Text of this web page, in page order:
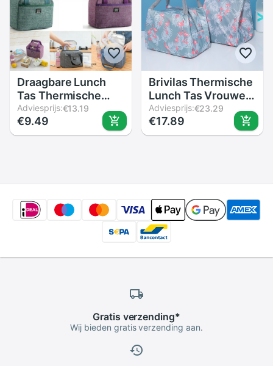
Draagbare Lunch
Tas Thermische
Geïsoleerde Lunch
Box Tote Koeler
Handtas Bento
Adviesprijs:€13.19
€9.49
Brivilas Thermische
Lunch Tas Vrouwen
Draagbare
Geïsoleerde Koeltas
Picknick Travel
Adviesprijs:€23.29
€17.89
Gratis verzending*
Wij bieden gratis verzending aan.